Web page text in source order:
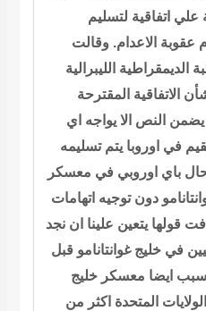
اتفاقية لتسليم
عقوبة الاعدام. وقالت
الديمقراطية الليبرالية
الاتفاقية المقترحة
النص الا يواجه اي
في اوروبا يتم تسليمه
باي اوروبي في معسكر
دون توجيه اتهامات
قولها يتعين علينا ان نجد
في خليج غوانتانامو قبل
ايضا معسكر خليج
المتحدة اكثر من